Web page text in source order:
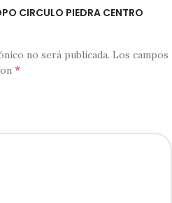
CIRCULO PIEDRA CENTRO
no será publicada. Los campos
*